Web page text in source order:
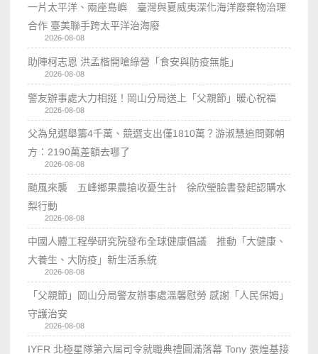
一片太平洋、兩座島嶼 臺灣與夏威夷深化海洋廢棄物治理
合作 臺美聯手跨太平洋治海廢
2026-08-08
助陣柯志恩 洪孟楷開嗆綠營「食安與防疫無能」
2026-08-08
警友辦事處大力相挺！岡山分局送上「父親節」暖心祝福
2026-08-08
父為兒選舉籌4千萬、競選支出僅1810萬？游淑慧追問鄭朝
方：2190萬差額去哪了
2026-08-08
颱風來襲 五峰鄉果農搶收憂生計 徐欣瑩臉書發起認購水
梨行動
2026-08-08
中國人體工程學研究院發布全球健康倡議 推動「大健康、
大養生、大防疫」新生活系統
2026-08-08
「父親節」岡山分局警友辦事處溫馨慰勞 感謝「人民保姆」
守護治安
2026-08-08
IYFR 北極星隊第六屆司令就職典禮圓滿落幕 Tony 張煌基接